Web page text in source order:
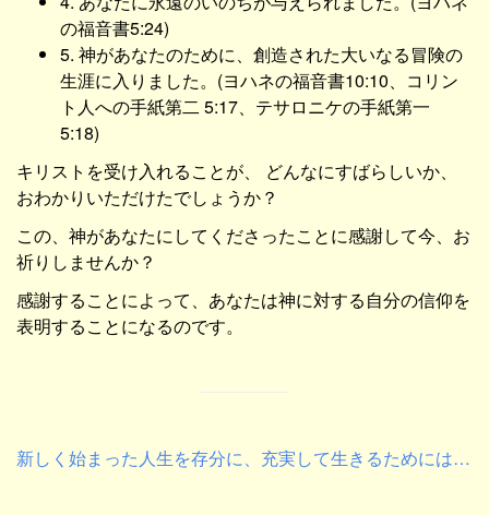
の福音書5:24)
5. 神があなたのために、創造された大いなる冒険の
生涯に入りました。(ヨハネの福音書10:10、コリン
ト人への手紙第二 5:17、テサロニケの手紙第一
5:18)
キリストを受け入れることが、 どんなにすばらしいか、
おわかりいただけたでしょうか？
この、神があなたにしてくださったことに感謝して今、お
祈りしませんか？
感謝することによって、あなたは神に対する自分の信仰を
表明することになるのです。
新しく始まった人生を存分に、充実して生きるためには…